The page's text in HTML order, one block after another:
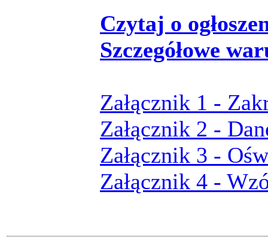
Czytaj o
Szczegółowe
Załącznik 1 -
Załącznik 2 -
Załącznik 3 -
Załącznik 4 -